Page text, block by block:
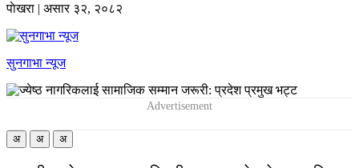
पाेखरा | असार ३२, २०८२
सुनगाभा न्यूज
अ अ अ